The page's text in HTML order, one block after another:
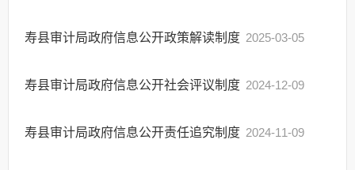
寿县审计局政府信息公开政策解读制度 2025-03-05
寿县审计局政府信息公开社会评议制度 2024-12-09
寿县审计局政府信息公开责任追究制度 2024-11-09